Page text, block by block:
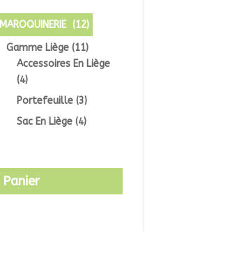
MAROQUINERIE (12)
Gamme Liège (11)
Accessoires En Liège
(4)
Portefeuille (3)
Sac En Liège (4)
Panier